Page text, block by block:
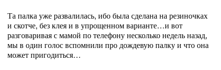
Та палка уже развалилась, ибо была сделана на резиночках
и скотче, без клея и в упрощенном варианте…и вот
разговаривая с мамой по телефону несколько недель назад,
мы в один голос вспомнили про дождевую палку и что она
может пригодиться…